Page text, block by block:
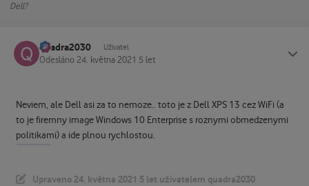
Dell?
quadra2030 Uživatel
Odesláno 24. května 2021 5 let
Neviem, ale Dell asi za to nemoze.. toto je z Dell XPS 13 cez WiFi (a
to je firemny image Windows 10 Enterprise s roznymi obmedzenymi
politikami) a ide plnou rychlostou.
Upraveno 24. května 2021 5 let uživatelem quadra2030